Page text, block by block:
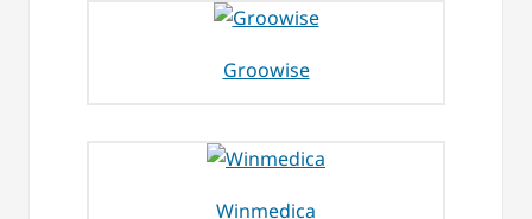
Groowise
Winmedica